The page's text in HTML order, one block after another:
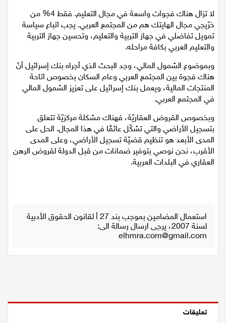
جمال وازياء
تكنولوجيا
فن
ستوديو انتخابات 2022
لا تزال هناك فجوات واسعة في مجال التعليم. فقط 4% من
خرّيجي مجال الهايتك هم من المجتمع العربي. يجب اتباع سياسة
تمويل تفاضلي في جهاز التربية والتعليم، وتحسين جهاز التربية
وبموضوع الشمول المالي، وجد البحث الذي أجراه بنك إسرائيل أنّ
هناك فجوة بين المجتمع العربي وعام السكان بخصوص اتاحة
المنتجات المالية، ويعمل بنك إسرائيل على تعزيز الشمول المالي
وبخصوص القروض العقاريّة، فهناك مشكلة مركزيّة تتعلق
بتسجيل الأراضي والتي تشكّل عائقًا في هذا المجال. الحل على
المدى الأبعد هو تنظيم قضيّة تسجيل الأراضي، وعلى المدى
الأقرب، نحن نوصي بتوفير ضمانات من قبل الدولة لقروض الرهن
استعمال المضامين بموجب بند 27 أ لقانون الحقوق الأدبية
لسنة 2007، يرجى ارسال رسالة الى: